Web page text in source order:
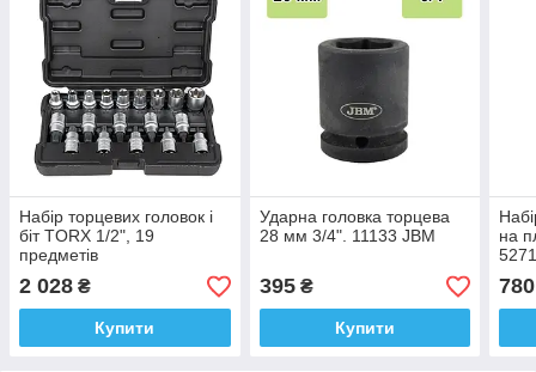
Набір торцевих головок і
біт TORX 1/2", 19
предметів
2 028 ₴
Купити
Ударна головка торцева
28 мм 3/4". 11133 JBM
395₴
Купити
на
780